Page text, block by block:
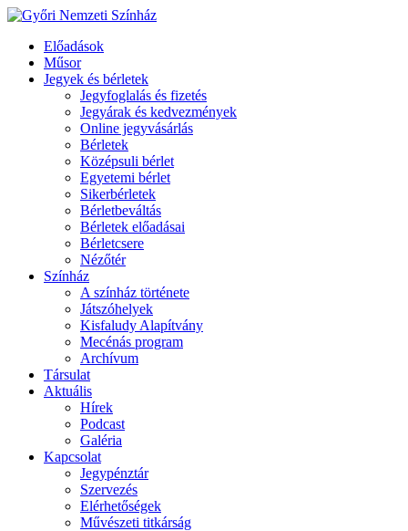
Előadások
Műsor
Jegyek és bérletek
Jegyfoglalás és fizetés
Jegyárak és kedvezmények
Online jegyvásárlás
Bérletek
Középsuli bérlet
Egyetemi bérlet
Sikerbérletek
Bérletbeváltás
Bérletek előadásai
Bérletcsere
Nézőtér
Színház
A színház története
Játszóhelyek
Kisfaludy Alapítvány
Mecénás program
Archívum
Társulat
Aktuális
Hírek
Podcast
Galéria
Kapcsolat
Jegypénztár
Szervezés
Elérhetőségek
Művészeti titkárság